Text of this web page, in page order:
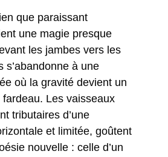
que paraissant
une magie presque
les jambes vers les
s’abandonne à une
où la gravité devient un
fardeau. Les vaisseaux
tributaires d’une
et limitée, goûtent
nouvelle : celle d’un